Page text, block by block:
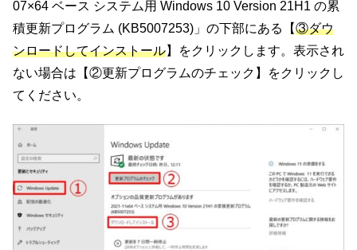
07×64 ベース システム用 Windows 10 Version 21H1 の累
積更新プログラム (KB5007253)」の下部にある【③ダウ
ンロードしてインストール】をクリックします。表示され
ない場合は【②更新プログラムのチェック】をクリックし
てください。